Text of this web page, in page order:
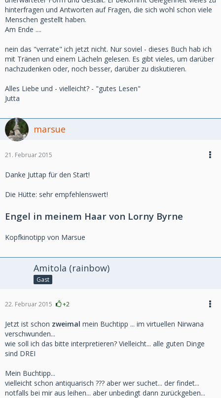
hinterfragen und Antworten auf Fragen, die sich wohl schon viele
Menschen gestellt haben.
Am Ende ....
nein das "verrate" ich jetzt nicht. Nur soviel - dieses Buch hab ich
mit Tränen und einem Lächeln gelesen. Es gibt vieles, um darüber
nachzudenken oder, noch besser, darüber zu diskutieren.
Alles Liebe und - vielleicht? - "gutes Lesen"
Jutta
marsue
21. Februar 2015
Danke Juttap für den Start!
Die Hütte: sehr empfehlenswert!
Engel in meinem Haar von Lorny Byrne
Kopfkinotipp von Marsue
Amitola (rainbow)
Gast
22. Februar 2015 +2
Jetzt ist schon zweimal mein Buchtipp ... im virtuellen Nirwana
verschwunden...
wie soll ich das bitte interpretieren? Vielleicht... alle guten Dinge
sind DREI
Mein Buchtipp...
vielleicht schon antiquarisch ??? aber wer suchet... der findet...
notfalls bei mir aus leihen... aber unbedingt dann zurückgeben...